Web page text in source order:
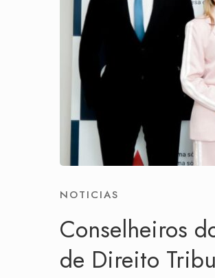
NOTICIAS
Conselheiros
de Direito